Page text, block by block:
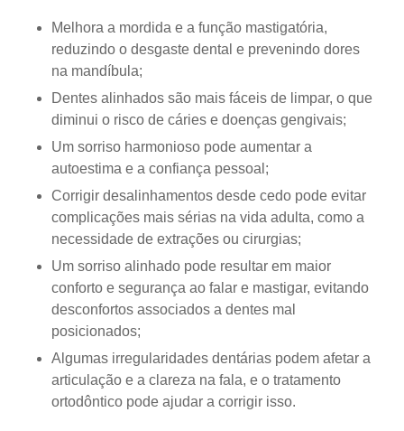
Melhora a mordida e a função mastigatória,
reduzindo o desgaste dental e prevenindo dores
na mandíbula;
Dentes alinhados são mais fáceis de limpar, o que
diminui o risco de cáries e doenças gengivais;
Um sorriso harmonioso pode aumentar a
autoestima e a confiança pessoal;
Corrigir desalinhamentos desde cedo pode evitar
complicações mais sérias na vida adulta, como a
necessidade de extrações ou cirurgias;
Um sorriso alinhado pode resultar em maior
conforto e segurança ao falar e mastigar, evitando
desconfortos associados a dentes mal
posicionados;
Algumas irregularidades dentárias podem afetar a
articulação e a clareza na fala, e o tratamento
ortodôntico pode ajudar a corrigir isso.